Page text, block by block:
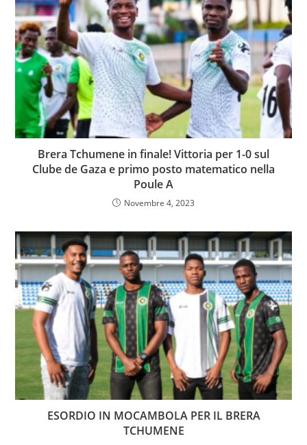
Brera Tchumene in finale! Vittoria per 1-0 sul
Clube de Gaza e primo posto matematico nella
Poule A
Novembre 4, 2023
ESORDIO IN MOCAMBOLA PER IL BRERA
TCHUMENE